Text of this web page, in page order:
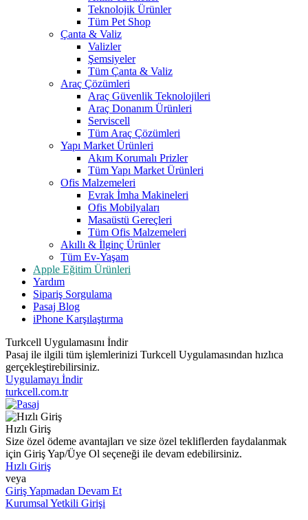
Teknolojik Ürünler
Tüm Pet Shop
Çanta & Valiz
Valizler
Şemsiyeler
Tüm Çanta & Valiz
Araç Çözümleri
Araç Güvenlik Teknolojileri
Araç Donanım Ürünleri
Serviscell
Tüm Araç Çözümleri
Yapı Market Ürünleri
Akım Korumalı Prizler
Tüm Yapı Market Ürünleri
Ofis Malzemeleri
Evrak İmha Makineleri
Ofis Mobilyaları
Masaüstü Gereçleri
Tüm Ofis Malzemeleri
Akıllı & İlginç Ürünler
Tüm Ev-Yaşam
Apple Eğitim Ürünleri
Yardım
Sipariş Sorgulama
Pasaj Blog
iPhone Karşılaştırma
Turkcell Uygulamasını İndir
Pasaj ile ilgili tüm işlemlerinizi Turkcell Uygulamasından hızlıca
gerçekleştirebilirsiniz.
Uygulamayı İndir
turkcell.com.tr
Hızlı Giriş
Size özel ödeme avantajları ve size özel tekliflerden faydalanmak
için Giriş Yap/Üye Ol seçeneği ile devam edebilirsiniz.
Hızlı Giriş
veya
Giriş Yapmadan Devam Et
Kurumsal Yetkili Girişi